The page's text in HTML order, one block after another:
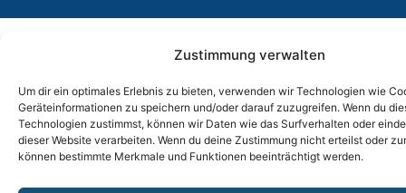
Zustimmung verwalten
Um dir ein optimales Erlebnis zu bieten, verwenden wir Technologien wie
Geräteinformationen zu speichern und/oder darauf zuzugreifen. Wenn du
Technologien zustimmst, können wir Daten wie das Surfverhalten oder
dieser Website verarbeiten. Wenn du deine Zustimmung nicht erteilst oder
können bestimmte Merkmale und Funktionen beeinträchtigt werden.